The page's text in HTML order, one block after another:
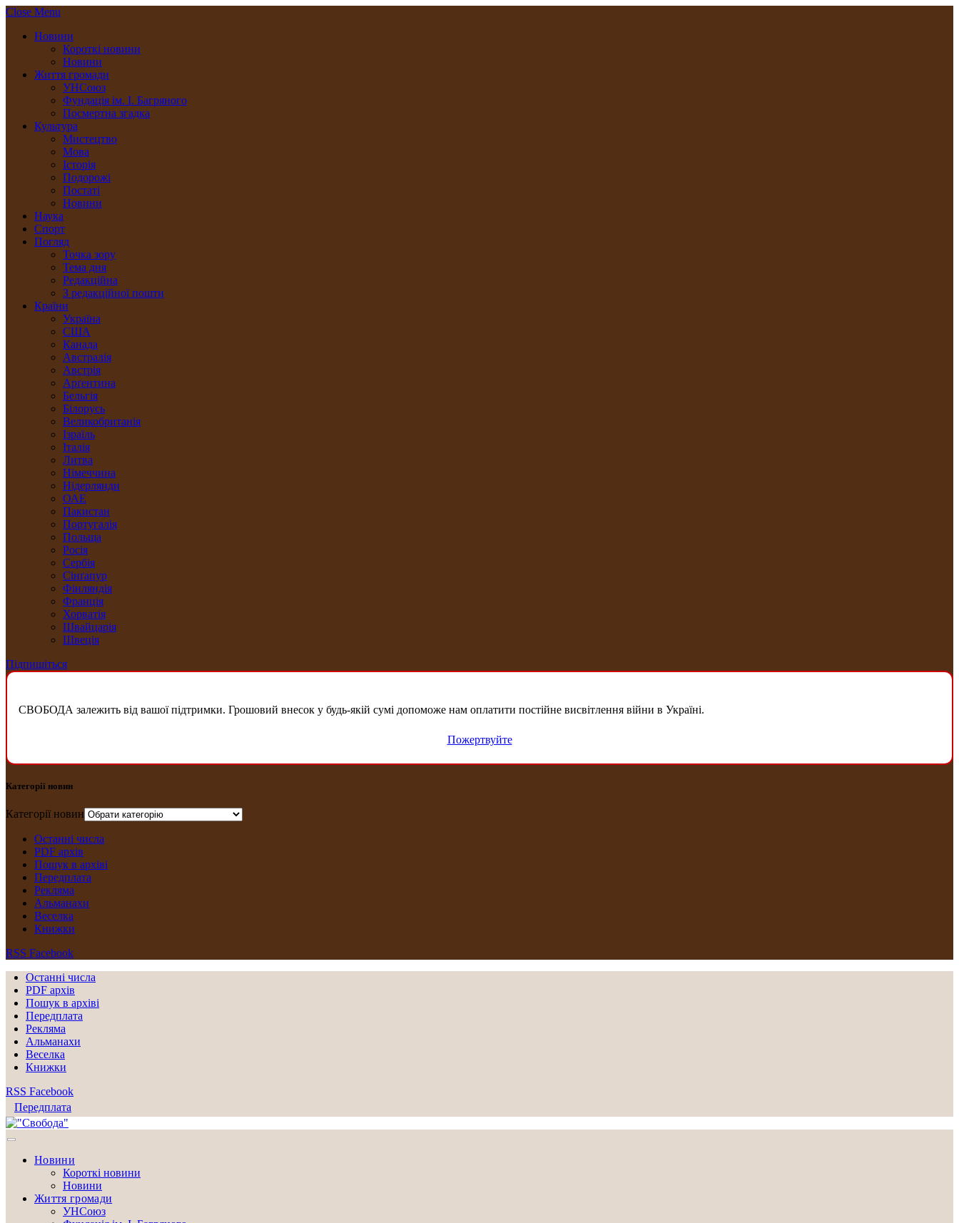
Close Menu
Новини
Короткі новини
Новини
Життя громади
УНСоюз
Фундація ім. І. Багряного
Посмертна згадка
Культура
Мистецтво
Мова
Історія
Подорожі
Постаті
Новини
Наука
Спорт
Погляд
Точка зору
Тема дня
Редакційна
З редакційної пошти
Країни
Україна
США
Канада
Австралія
Австрія
Арґентина
Бельгія
Білорусь
Великобританія
Ізраїль
Італія
Литва
Німеччина
Нідерлянди
ОАЕ
Пакистан
Португалія
Польща
Росія
Сербія
Сінґапур
Фінляндія
Франція
Хорватія
Швайцарія
Швеція
Підпишіться
СВОБОДА залежить від вашої підтримки. Грошовий внесок у будь-якій сумі допоможе нам оплатити постійне висвітлення війни в Україні.
Пожертвуйте
Категорії новин
Категорії новин
Останні числа
PDF архів
Пошук в архіві
Передплата
Рекляма
Альманахи
Веселка
Книжки
RSS Facebook
Останні числа
PDF архів
Пошук в архіві
Передплата
Рекляма
Альманахи
Веселка
Книжки
RSS Facebook
Передплата
Новини
Короткі новини
Новини
Життя громади
УНСоюз